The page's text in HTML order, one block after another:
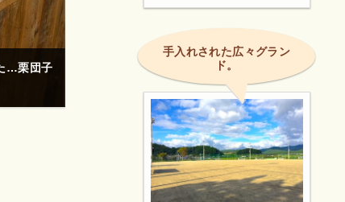
こだわりの品々がたくさん。
画像は著作権
手入れされた広々グラン
ド。